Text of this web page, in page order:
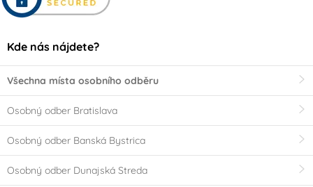
Kde nás nájdete?
Všechna místa osobního odběru
Osobný odber Bratislava
Osobný odber Banská Bystrica
Osobný odber Dunajská Streda